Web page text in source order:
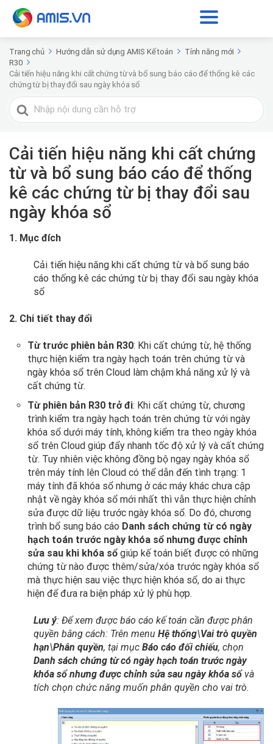
Trang chủ Hướng dẫn sử dụng AMIS Kế toán
Tính năng mới
R30
Cải tiến hiệu năng khi cất chứng từ và bổ sung báo cáo để thống kê các
chứng từ bị thay đổi sau ngày khóa sổ
Tìm
kiếm
Cải tiến hiệu năng khi cất chứng
từ và bổ sung báo cáo để thống
kê các chứng từ bị thay đổi sau
ngày khóa sổ
1. Mục đích
Cải tiến hiệu năng khi cất chứng từ và bổ sung báo
cáo thống kê các chứng từ bị thay đổi sau ngày khóa
sổ
2. Chi tiết thay đổi
Từ trước phiên bản R30: Khi cất chứng từ, hệ thống
thực hiện kiểm tra ngày hạch toán trên chứng từ và
ngày khóa sổ trên Cloud làm chậm khả năng xử lý và
cất chứng từ.
Từ phiên bản R30 trở đi: Khi cất chứng từ, chương
trình kiểm tra ngày hạch toán trên chứng từ với ngày
khóa sổ dưới máy tính, không kiểm tra theo ngày khóa
sổ trên Cloud giúp đẩy nhanh tốc độ xử lý và cất chứng
từ. Tuy nhiên việc không đồng bộ ngay ngày khóa sổ
trên máy tính lên Cloud có thể dẫn đến tình trạng: 1
máy tính đã khóa sổ nhưng ở các máy khác chưa cập
nhật về ngày khóa sổ mới nhất thì vẫn thực hiện chỉnh
sửa được dữ liệu trước ngày khóa sổ. Do đó, chương
trình bổ sung báo cáo Danh sách chứng từ có ngày
hạch toán trước ngày khóa sổ nhưng được chỉnh
sửa sau khi khóa sổ giúp kế toán biết được có những
chứng từ nào được thêm/sửa/xóa trước ngày khóa sổ
mà thực hiện sau việc thực hiện khóa sổ, do ai thực
hiện để đưa ra biện pháp xử lý phù hợp.
Lưu ý: Để xem được báo cáo kế toán cần được phân
quyền bằng cách: Trên menu Hệ thống\Vai trò quyền
hạn\Phân quyền, tại mục Báo cáo đối chiếu, chọn
Danh sách chứng từ có ngày hạch toán trước ngày
khóa sổ nhưng được chỉnh sửa sau ngày khóa sổ và
tích chọn chức năng muốn phân quyền cho vai trò.